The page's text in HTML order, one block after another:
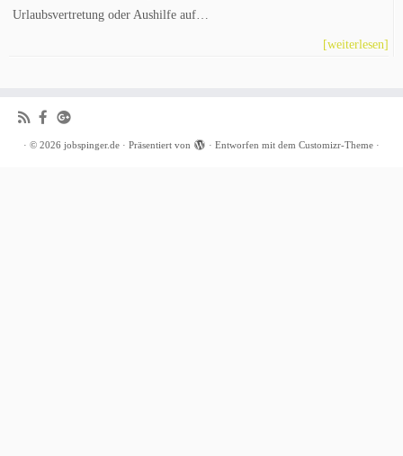
Urlaubsvertretung oder Aushilfe auf…
[weiterlesen]
· © 2026 jobspinger.de · Präsentiert von · Entworfen mit dem Customizr-Theme ·